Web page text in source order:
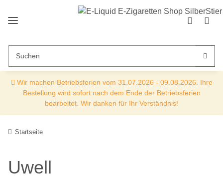
Wir machen Betriebsferien vom 31.07.2026 - 09.08.2026. Ihre
Bestellung wird sofort nach dem Ende der Betriebsferien
bearbeitet. Wir danken für Ihr Verständnis!
Startseite
Uwell